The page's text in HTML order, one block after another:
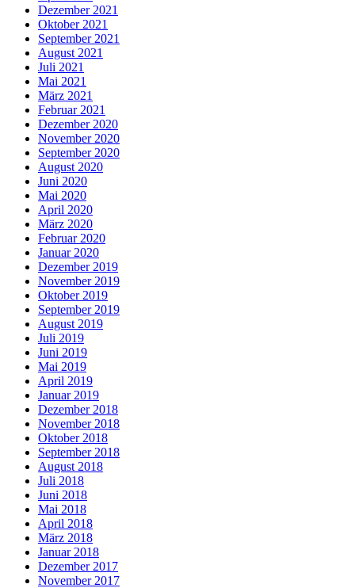
Dezember 2021
Oktober 2021
September 2021
August 2021
Juli 2021
Mai 2021
März 2021
Februar 2021
Dezember 2020
November 2020
September 2020
August 2020
Juni 2020
Mai 2020
April 2020
März 2020
Februar 2020
Januar 2020
Dezember 2019
November 2019
Oktober 2019
September 2019
August 2019
Juli 2019
Juni 2019
Mai 2019
April 2019
Januar 2019
Dezember 2018
November 2018
Oktober 2018
September 2018
August 2018
Juli 2018
Juni 2018
Mai 2018
April 2018
März 2018
Januar 2018
Dezember 2017
November 2017